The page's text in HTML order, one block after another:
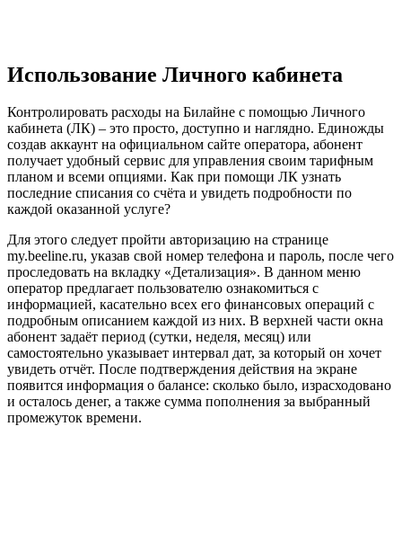
Использование Личного кабинета
Контролировать расходы на Билайне с помощью Личного
кабинета (ЛК) – это просто, доступно и наглядно. Единожды
создав аккаунт на официальном сайте оператора, абонент
получает удобный сервис для управления своим тарифным
планом и всеми опциями. Как при помощи ЛК узнать
последние списания со счёта и увидеть подробности по
каждой оказанной услуге?
Для этого следует пройти авторизацию на странице
my.beeline.ru, указав свой номер телефона и пароль, после чего
проследовать на вкладку «Детализация». В данном меню
оператор предлагает пользователю ознакомиться с
информацией, касательно всех его финансовых операций с
подробным описанием каждой из них. В верхней части окна
абонент задаёт период (сутки, неделя, месяц) или
самостоятельно указывает интервал дат, за который он хочет
увидеть отчёт. После подтверждения действия на экране
появится информация о балансе: сколько было, израсходовано
и осталось денег, а также сумма пополнения за выбранный
промежуток времени.